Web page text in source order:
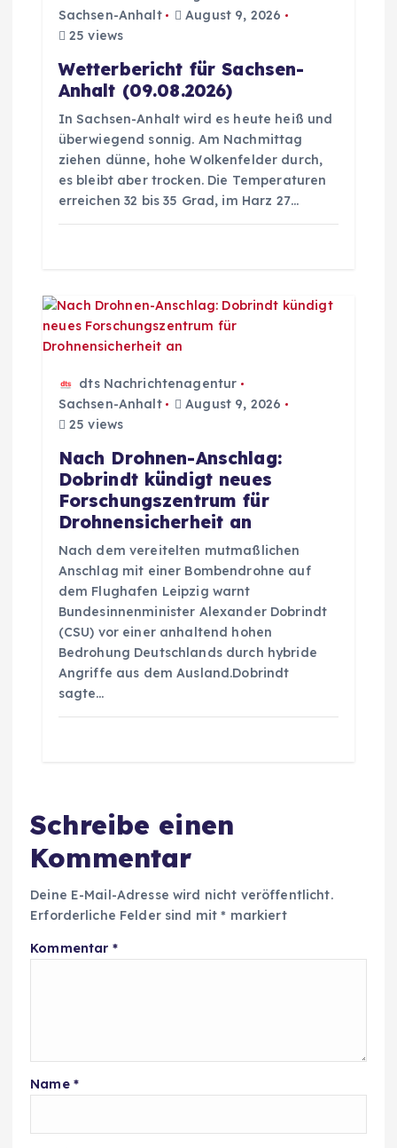
o
Sachsen-Anhalt
August 9, 2026
25 views
Wetterbericht für Sachsen-
Anhalt (09.08.2026)
In Sachsen-Anhalt wird es heute heiß und
überwiegend sonnig. Am Nachmittag
ziehen dünne, hohe Wolkenfelder durch,
es bleibt aber trocken. Die Temperaturen
erreichen 32 bis 35 Grad, im Harz 27…
dts Nachrichtenagentur
Sachsen-Anhalt
August 9, 2026
25 views
Nach Drohnen-Anschlag:
Dobrindt kündigt neues
Forschungszentrum für
Drohnensicherheit an
Nach dem vereitelten mutmaßlichen
Anschlag mit einer Bombendrohne auf
dem Flughafen Leipzig warnt
Bundesinnenminister Alexander Dobrindt
(CSU) vor einer anhaltend hohen
Bedrohung Deutschlands durch hybride
Angriffe aus dem Ausland.Dobrindt
sagte…
Schreibe einen
Kommentar
Deine E-Mail-Adresse wird nicht veröffentlicht.
Erforderliche Felder sind mit* markiert
Kommentar *
Name *